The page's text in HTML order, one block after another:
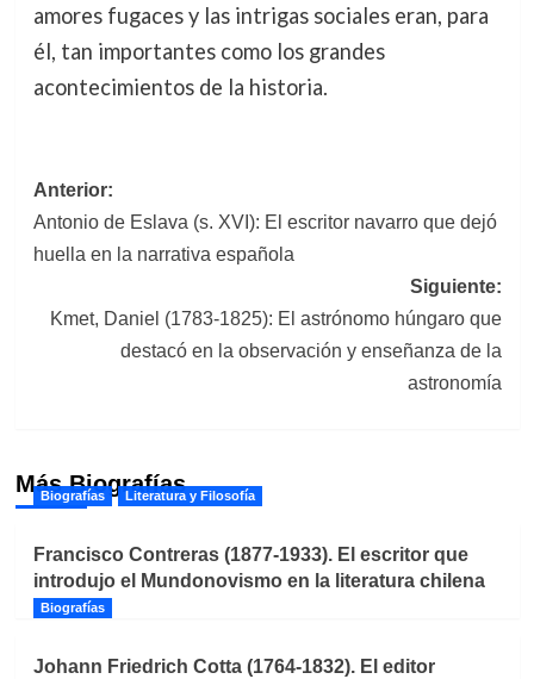
amores fugaces y las intrigas sociales eran, para
él, tan importantes como los grandes
acontecimientos de la historia.
Navegación
de
Anterior:
Antonio de Eslava (s. XVI): El escritor navarro que dejó
huella en la narrativa española
Siguiente:
Kmet, Daniel (1783-1825): El astrónomo húngaro que
destacó en la observación y enseñanza de la
astronomía
Más Biografías
Biografías Literatura y Filosofía
Francisco Contreras (1877-1933). El escritor que
introdujo el Mundonovismo en la literatura chilena
Biografías
Johann Friedrich Cotta (1764-1832). El editor